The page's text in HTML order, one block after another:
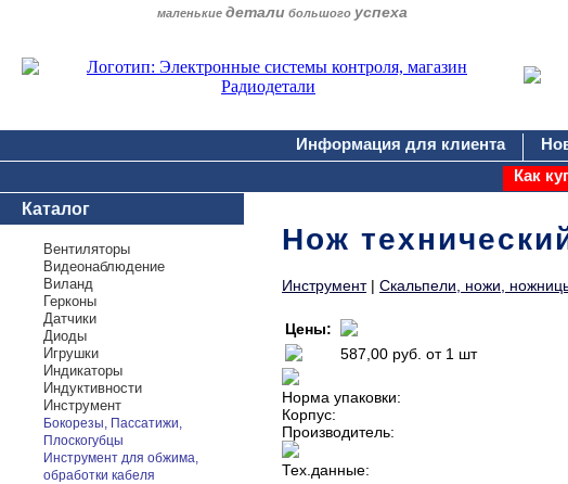
маленькие детали большого успеха
Информация для клиента
Как
Каталог
Вентиляторы
Видеонаблюдение
Виланд
Герконы
Датчики
Диоды
Игрушки
Индикаторы
Индуктивности
Инструмент
Бокорезы, Пассатижи,
Плоскогубцы
Инструмент для обжима,
обработки кабеля
Нож
Инструмент| Скальпели, ножи,
Цены:
587,00 руб. от 1 шт
Норма упаковки:
Корпус:
Производитель:
Тех.данные: